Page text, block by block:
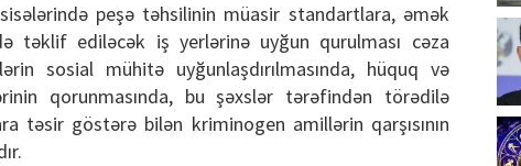
peşə təhsilinin müasir standartlara, əmək
təklif ediləcək iş yerlərinə uyğun qurulması cəza
sosial mühitə uyğunlaşdırılmasında, hüquq və
qorunmasında, bu şəxslər tərəfindən törədilə
təsir göstərə bilən kriminogen amillərin qarşısının